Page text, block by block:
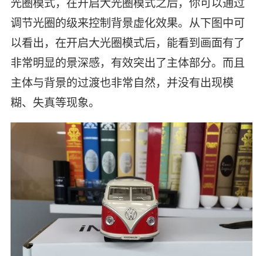
调节光圈的级来控制背景虚化效果。从下图中可
以看出，在开启大光圈模式后，能看到画面有了
非常明显的景深感，有效突出了主体部分。而且
主体与背景的过渡也非常自然，并没有出现模
糊、失真等现象。